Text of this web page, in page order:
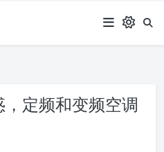
定频和变频空调